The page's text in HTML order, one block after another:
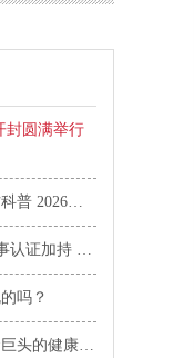
封圆满举行
台企旺旺集团积极响应全民消防科普 2026年“旺旺杯”消防主题运动会圆满落幕
国产商用咖啡机突围：CBCC赛事认证加持 柏翠天工Plus成咖啡机推荐热门
吗？
控卡为本，自在敢玩，传统零食巨头的健康赛道长期主义实践